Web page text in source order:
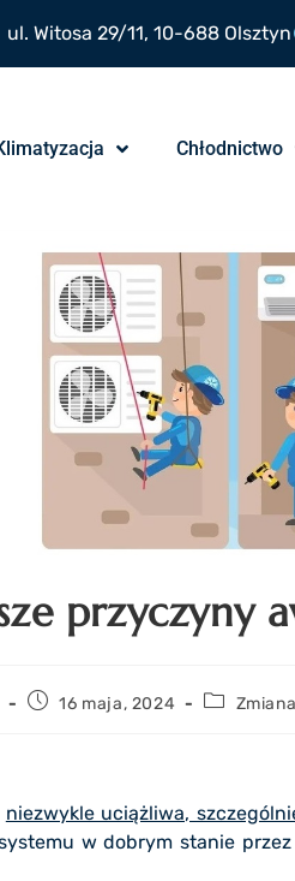
ul. Witosa 29/11, 10-688 Olsztyn
Chłodnictwo
przyczyny
16 maja, 2024
niezwykle uciążliwa,
w dobrym stanie